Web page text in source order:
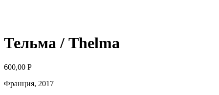
Тельма / Thelma
600,00 Р
Франция, 2017